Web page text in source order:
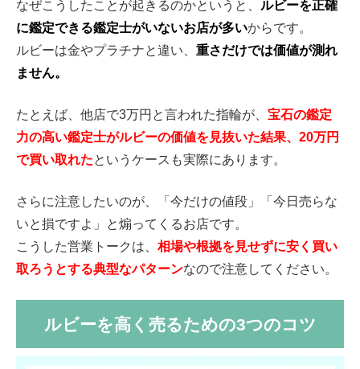
なぜこうしたことが起きるのかというと、 ルビーを正確
に鑑定できる鑑定士がいないお店が多いからです。
ルビーは金やプラチナと違い、 重さだけでは価値が測れ
ません。
たとえば、他店で3万円と言われた指輪が、 宝石の鑑定
力の高い鑑定士がルビーの価値を見抜いた結果、20万円
で買い取れたというケースも実際にあります。
さらに注意したいのが、「今だけの値段」「今日売らな
いと損ですよ」と煽ってくるお店です。
こうした営業トークは、 相場や根拠を見せずに安く買い
取ろうとする典型なパターンなので注意してください。
ルビーを高く売るための3つのコツ